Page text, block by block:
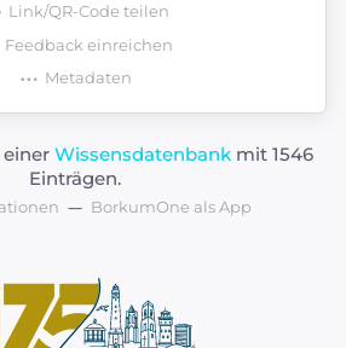
Link/QR-Code teilen
Feedback einreichen
Metadaten
einer Wissensdatenbank mit 1546
Einträgen.
BorkumOne als App